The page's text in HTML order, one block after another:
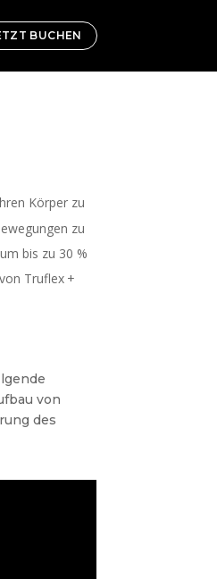
BUCHEN
Körper zu
zu
bis zu 30 %
Truflex +
von
des